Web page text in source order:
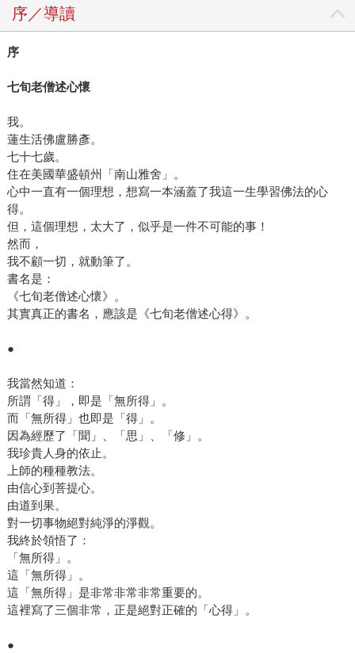
序／導讀
序
七旬老僧述心懷
我。
蓮生活佛盧勝彥。
七十七歲。
住在美國華盛頓州「南山雅舍」。
心中一直有一個理想，想寫一本涵蓋了我這一生學習佛法的心
得。
但，這個理想，太大了，似乎是一件不可能的事！
然而，
我不顧一切，就動筆了。
書名是：
《七旬老僧述心懷》。
其實真正的書名，應該是《七旬老僧述心得》。
●
我當然知道：
所謂「得」，即是「無所得」。
而「無所得」也即是「得」。
因為經歷了「聞」、「思」、「修」。
我珍貴人身的依止。
上師的種種教法。
由信心到菩提心。
由道到果。
對一切事物絕對純淨的淨觀。
我終於領悟了：
「無所得」。
這「無所得」。
這「無所得」是非常非常非常重要的。
這裡寫了三個非常，正是絕對正確的「心得」。
●